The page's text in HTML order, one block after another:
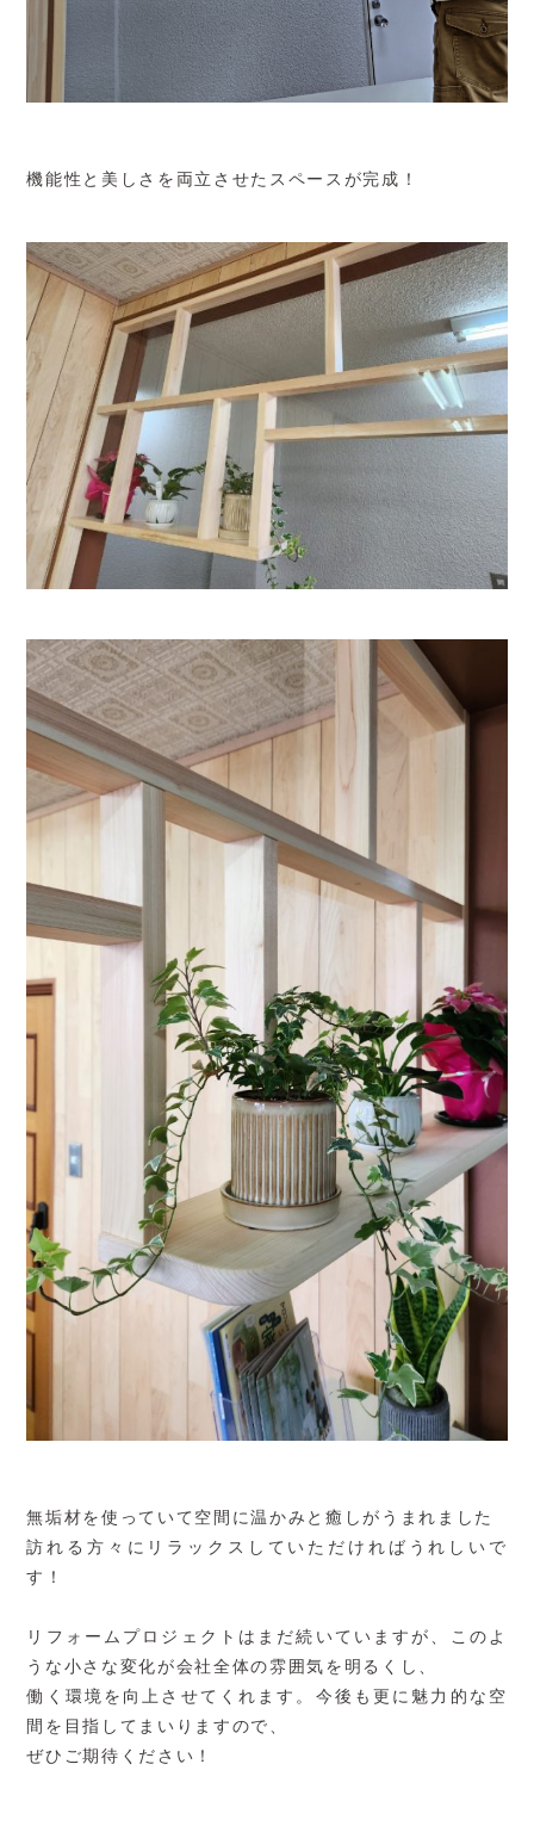
機能性と美しさを両立させたスペースが完成！
無垢材を使っていて空間に温かみと癒しがうまれました
訪れる方々にリラックスしていただければうれしいで
す！
リフォームプロジェクトはまだ続いていますが、このよ
うな小さな変化が会社全体の雰囲気を明るくし、
働く環境を向上させてくれます。今後も更に魅力的な空
間を目指してまいりますので、
ぜひご期待ください！